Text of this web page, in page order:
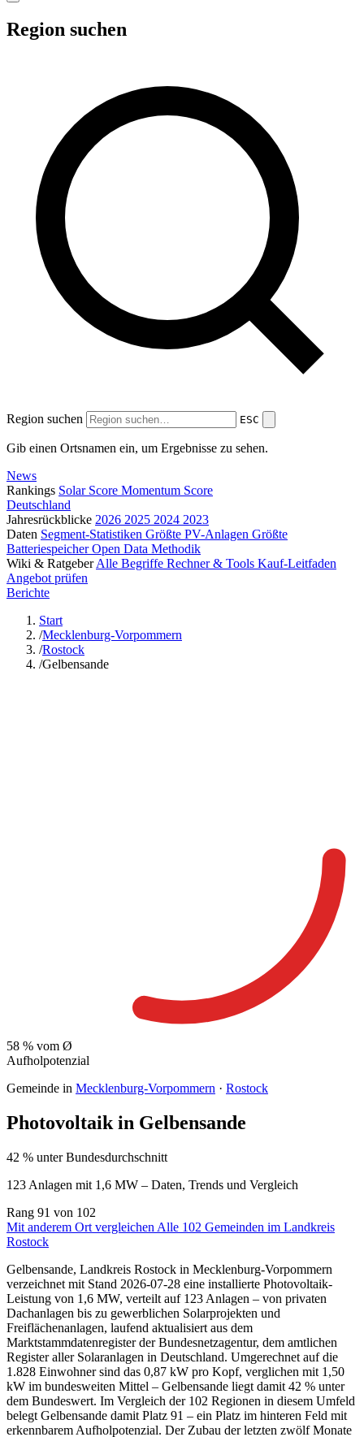
Region suchen
Region suchen ESC
Gib einen Ortsnamen ein, um Ergebnisse zu sehen.
News
Rankings Solar Score Momentum Score
Deutschland
Jahresrückblicke 2026 2025 2024 2023
Daten Segment-Statistiken Größte PV-Anlagen Größte
BatteriespeicherOpen Data Methodik
Wiki & Ratgeber Alle Begriffe Rechner & Tools Kauf-Leitfaden
Angebot prüfen
Berichte
Start
/Mecklenburg-Vorpommern
/Rostock
/Gelbensande
58 % vom Ø
Aufholpotenzial
Gemeinde in Mecklenburg-Vorpommern · Rostock
Photovoltaik in Gelbensande
42 % unter Bundesdurchschnitt
123 Anlagen mit 1,6 MW – Daten, Trends und Vergleich
Rang 91 von 102
Mit anderem Ort vergleichen Alle 102 Gemeinden im Landkreis
Rostock
Gelbensande, Landkreis Rostock in Mecklenburg-Vorpommern
verzeichnet mit Stand 2026-07-28 eine installierte Photovoltaik-
Leistung von 1,6 MW, verteilt auf 123 Anlagen – von privaten
Dachanlagen bis zu gewerblichen Solarprojekten und
Freiflächenanlagen, laufend aktualisiert aus dem
Marktstammdatenregister der Bundesnetzagentur, dem amtlichen
Register aller Solaranlagen in Deutschland. Umgerechnet auf die
1.828 Einwohner sind das 0,87 kW pro Kopf, verglichen mit 1,50
kW im bundesweiten Mittel – Gelbensande liegt damit 42 % unter
dem Bundeswert. Im Vergleich der 102 Regionen in diesem Umfeld
belegt Gelbensande damit Platz 91 – ein Platz im hinteren Feld mit
erkennbarem Aufholpotenzial. Der Zubau der letzten zwölf Monate